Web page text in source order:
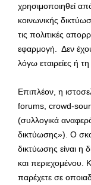
χρησιμοποιηθεί
κοινωνικής
τις πολιτικές
εφαρμογή. Δεν
λόγω εταιρείες ή
Επιπλέον, η
forums, crowd-
(συλλογικά
δικτύωσης»). Ο
δικτύωσης είναι η
και
παρέχετε σε